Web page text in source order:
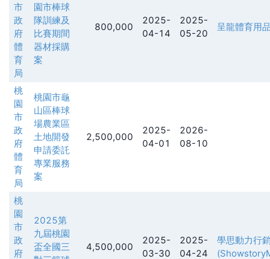
市
政
府
體
育
局
園市棒球
隊訓練及
比賽期間
器材採購
案
800,000
2025-
04-14
2025-
05-20
呈龍體育用
桃
園
市
政
府
體
育
局
桃園市龜
山區棒球
場農業區
土地開發
申請委託
專業服務
案
2,500,000
2025-
04-01
2026-
08-10
桃
園
市
政
府
2025第
九屆桃園
盃全國三
4,500,000
2025-
03-30
2025-
04-24
學思動力行